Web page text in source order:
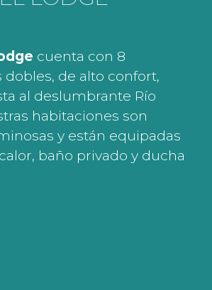
cuenta con 8
dobles, de alto confort,
al deslumbrante Río
habitaciones son
y están equipadas
baño privado y ducha